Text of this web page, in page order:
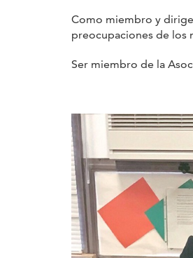
Como miembro y
preocupaciones de los
Ser miembro de la